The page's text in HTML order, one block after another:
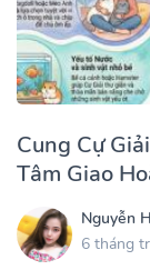
Cung Cự
Tâm Giao
Nguyễn
6 tháng